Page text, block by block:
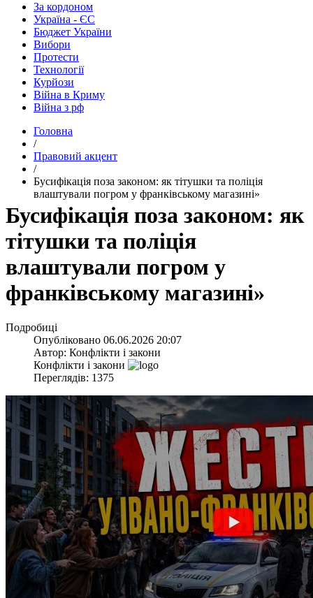
За кордоном
Україна - ЄС
Бюджет України
Вибори
Протести
Технології
Курйози
Війна в Криму
Війна з рф
Головна
/
Правовий акцент
/
​Бусифікація поза законом: як тітушки та поліція
влаштували погром у франківському магазині»
​Бусифікація поза законом: як
тітушки та поліція
влаштували погром у
франківському магазині»
Подробиці
Опубліковано 06.06.2026 20:07
Автор: Конфлікти і закони
Конфлікти і закони
Переглядів: 1375